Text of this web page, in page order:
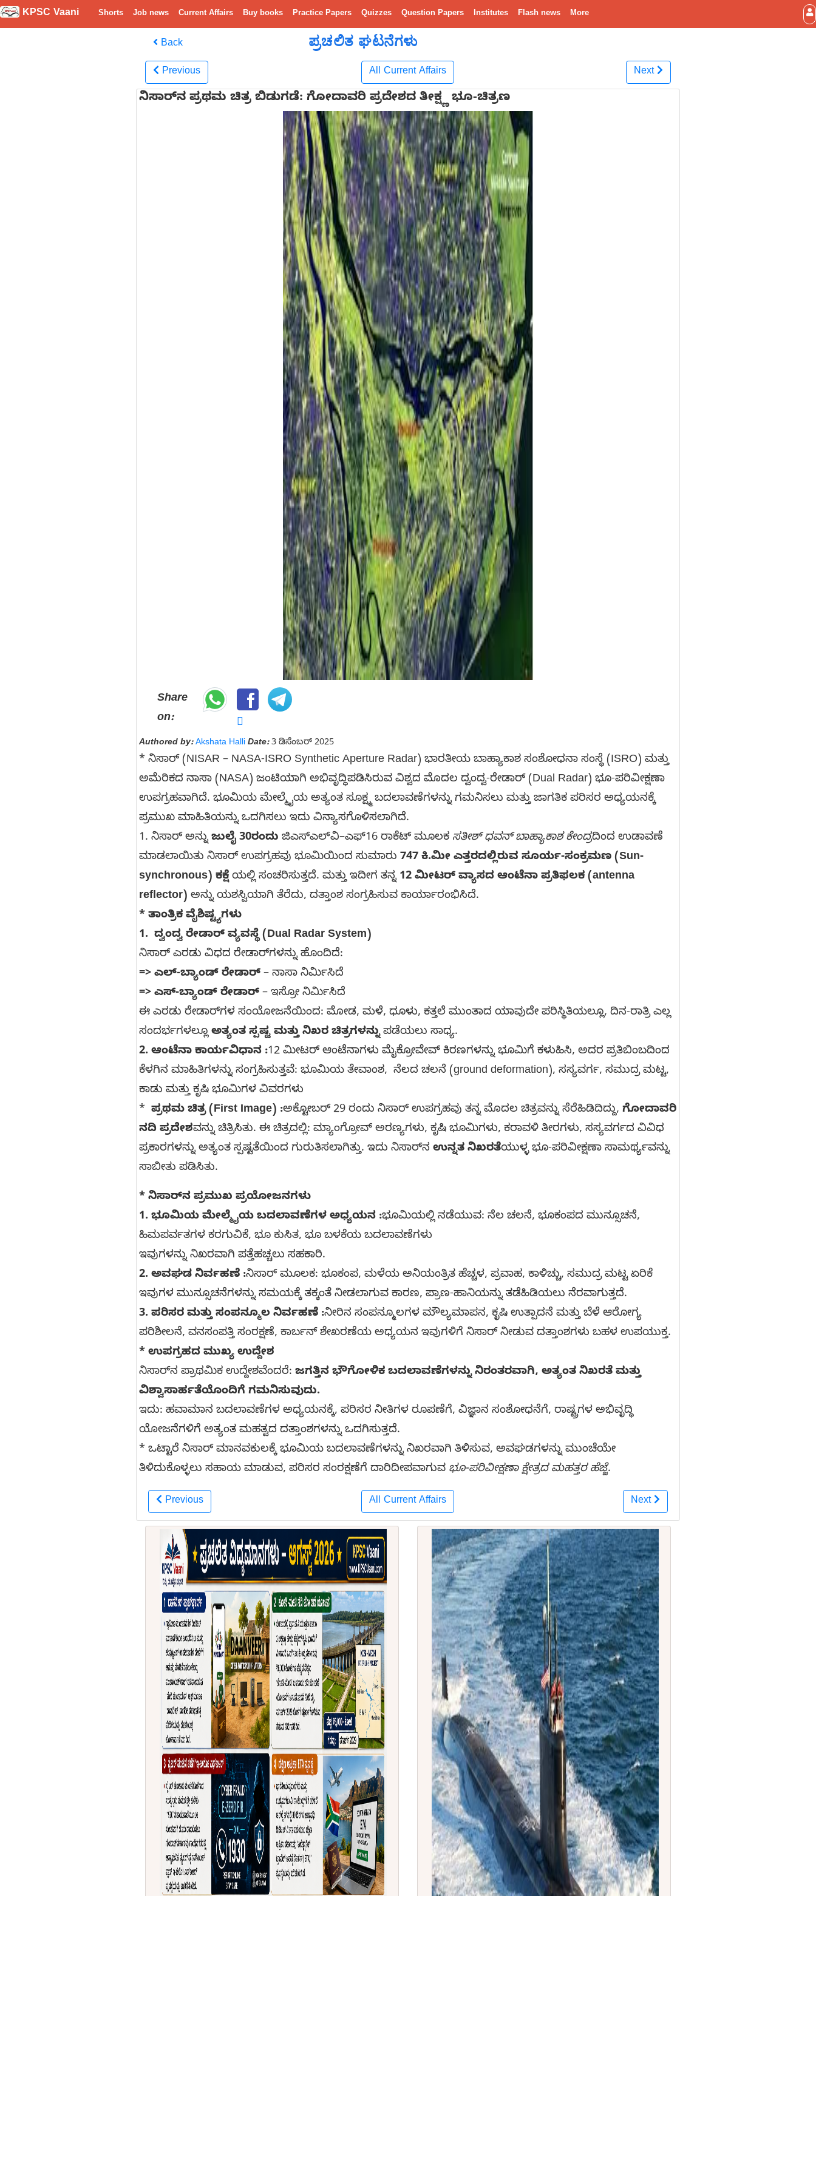
KPSC Vaani Shorts Job news Current Affairs Buy books Practice Papers Quizzes Question Papers Institutes Flash news More
Back ಪ್ರಚಲಿತ ಘಟನೆಗಳು
Previous All Current Affairs Next
ನಿಸಾರ್‌ನ ಪ್ರಥಮ ಚಿತ್ರ ಬಿಡುಗಡೆ: ಗೋದಾವರಿ ಪ್ರದೇಶದ ತೀಕ್ಷ್ಣ ಭೂ-ಚಿತ್ರಣ
Share
on:
Authored by: Akshata Halli Date:3 ಡಿಸೆಂಬರ್ 2025
* ನಿಸಾರ್ (NISAR – NASA-ISRO Synthetic Aperture Radar) ಭಾರತೀಯ ಬಾಹ್ಯಾಕಾಶ ಸಂಶೋಧನಾ ಸಂಸ್ಥೆ (ISRO) ಮತ್ತು
ಅಮೆರಿಕದ ನಾಸಾ (NASA) ಜಂಟಿಯಾಗಿ ಅಭಿವೃದ್ಧಿಪಡಿಸಿರುವ ವಿಶ್ವದ ಮೊದಲ ದ್ವಂದ್ವ-ರೇಡಾರ್ (Dual Radar) ಭೂ-ಪರಿವೀಕ್ಷಣಾ
ಉಪಗ್ರಹವಾಗಿದೆ. ಭೂಮಿಯ ಮೇಲ್ಮೈಯ ಅತ್ಯಂತ ಸೂಕ್ಷ್ಮ ಬದಲಾವಣೆಗಳನ್ನು ಗಮನಿಸಲು ಮತ್ತು ಜಾಗತಿಕ ಪರಿಸರ ಅಧ್ಯಯನಕ್ಕೆ
ಪ್ರಮುಖ ಮಾಹಿತಿಯನ್ನು ಒದಗಿಸಲು ಇದು ವಿನ್ಯಾಸಗೊಳಿಸಲಾಗಿದೆ.
1. ನಿಸಾರ್ ಅನ್ನು ಜುಲೈ 30ರಂದು ಜಿಎಸ್‌ಎಲ್‌ವಿ–ಎಫ್16 ರಾಕೆಟ್ ಮೂಲಕ ಸತೀಶ್ ಧವನ್ ಬಾಹ್ಯಾಕಾಶ ಕೇಂದ್ರದಿಂದ ಉಡಾವಣೆ
ಮಾಡಲಾಯಿತು ನಿಸಾರ್ ಉಪಗ್ರಹವು ಭೂಮಿಯಿಂದ ಸುಮಾರು 747 ಕಿ.ಮೀ ಎತ್ತರದಲ್ಲಿರುವ ಸೂರ್ಯ-ಸಂಕ್ರಮಣ (Sun-
synchronous) ಕಕ್ಷೆಯಲ್ಲಿ ಸಂಚರಿಸುತ್ತದೆ. ಮತ್ತು ಇದೀಗ ತನ್ನ 12 ಮೀಟರ್ ವ್ಯಾಸದ ಆಂಟೆನಾ ಪ್ರತಿಫಲಕ (antenna
reflector) ಅನ್ನು ಯಶಸ್ವಿಯಾಗಿ ತೆರೆದು, ದತ್ತಾಂಶ ಸಂಗ್ರಹಿಸುವ ಕಾರ್ಯಾರಂಭಿಸಿದೆ.
* ತಾಂತ್ರಿಕ ವೈಶಿಷ್ಟ್ಯಗಳು
1. ದ್ವಂದ್ವ ರೇಡಾರ್ ವ್ಯವಸ್ಥೆ (Dual Radar System)
ನಿಸಾರ್ ಎರಡು ವಿಧದ ರೇಡಾರ್‌ಗಳನ್ನು ಹೊಂದಿದೆ:
=> ಎಲ್-ಬ್ಯಾಂಡ್ ರೇಡಾರ್ – ನಾಸಾ ನಿರ್ಮಿಸಿದೆ
=> ಎಸ್-ಬ್ಯಾಂಡ್ ರೇಡಾರ್ – ಇಸ್ರೋ ನಿರ್ಮಿಸಿದೆ
ಈ ಎರಡು ರೇಡಾರ್‌ಗಳ ಸಂಯೋಜನೆಯಿಂದ: ಮೋಡ, ಮಳೆ, ಧೂಳು, ಕತ್ತಲೆ ಮುಂತಾದ ಯಾವುದೇ ಪರಿಸ್ಥಿತಿಯಲ್ಲೂ, ದಿನ-ರಾತ್ರಿ ಎಲ್ಲ
ಸಂದರ್ಭಗಳಲ್ಲೂಅತ್ಯಂತ ಸ್ಪಷ್ಟ ಮತ್ತು ನಿಖರ ಚಿತ್ರಗಳನ್ನುಪಡೆಯಲು ಸಾಧ್ಯ.
2. ಆಂಟೆನಾ ಕಾರ್ಯವಿಧಾನ :12 ಮೀಟರ್ ಆಂಟೆನಾಗಳು ಮೈಕ್ರೋವೇವ್ ಕಿರಣಗಳನ್ನು ಭೂಮಿಗೆ ಕಳುಹಿಸಿ, ಅದರ ಪ್ರತಿಬಿಂಬದಿಂದ
ಕೆಳಗಿನ ಮಾಹಿತಿಗಳನ್ನು ಸಂಗ್ರಹಿಸುತ್ತವೆ: ಭೂಮಿಯ ತೇವಾಂಶ, ನೆಲದ ಚಲನೆ (ground deformation), ಸಸ್ಯವರ್ಗ, ಸಮುದ್ರ ಮಟ್ಟ,
ಕಾಡು ಮತ್ತು ಕೃಷಿ ಭೂಮಿಗಳ ವಿವರಗಳು
* ಪ್ರಥಮ ಚಿತ್ರ (First Image) :ಅಕ್ಟೋಬರ್ 29 ರಂದು ನಿಸಾರ್ ಉಪಗ್ರಹವು ತನ್ನ ಮೊದಲ ಚಿತ್ರವನ್ನು ಸೆರೆಹಿಡಿದಿದ್ದು, ಗೋದಾವರಿ
ನದಿ ಪ್ರದೇಶವನ್ನು ಚಿತ್ರಿಸಿತು. ಈ ಚಿತ್ರದಲ್ಲಿ: ಮ್ಯಾಂಗ್ರೋವ್ ಅರಣ್ಯಗಳು, ಕೃಷಿ ಭೂಮಿಗಳು, ಕರಾವಳಿ ತೀರಗಳು, ಸಸ್ಯವರ್ಗದ ವಿವಿಧ
ಪ್ರಕಾರಗಳನ್ನು ಅತ್ಯಂತ ಸ್ಪಷ್ಟತೆಯಿಂದ ಗುರುತಿಸಲಾಗಿತ್ತು. ಇದು ನಿಸಾರ್‌ನ ಉನ್ನತ ನಿಖರತೆಯುಳ್ಳ ಭೂ-ಪರಿವೀಕ್ಷಣಾ ಸಾಮರ್ಥ್ಯವನ್ನು
ಸಾಬೀತು ಪಡಿಸಿತು.
* ನಿಸಾರ್‌ನ ಪ್ರಮುಖ ಪ್ರಯೋಜನಗಳು
1. ಭೂಮಿಯ ಮೇಲ್ಮೈಯ ಬದಲಾವಣೆಗಳ ಅಧ್ಯಯನ :ಭೂಮಿಯಲ್ಲಿ ನಡೆಯುವ: ನೆಲ ಚಲನೆ, ಭೂಕಂಪದ ಮುನ್ಸೂಚನೆ,
ಹಿಮಪರ್ವತಗಳ ಕರಗುವಿಕೆ, ಭೂ ಕುಸಿತ, ಭೂ ಬಳಕೆಯ ಬದಲಾವಣೆಗಳು
ಇವುಗಳನ್ನು ನಿಖರವಾಗಿ ಪತ್ತೆಹಚ್ಚಲು ಸಹಕಾರಿ.
2. ಅವಘಡ ನಿರ್ವಹಣೆ :ನಿಸಾರ್ ಮೂಲಕ: ಭೂಕಂಪ, ಮಳೆಯ ಅನಿಯಂತ್ರಿತ ಹೆಚ್ಚಳ, ಪ್ರವಾಹ, ಕಾಳಿಚ್ಚು, ಸಮುದ್ರ ಮಟ್ಟ ಏರಿಕೆ
ಇವುಗಳ ಮುನ್ಸೂಚನೆಗಳನ್ನು ಸಮಯಕ್ಕೆ ತಕ್ಕಂತೆ ನೀಡಲಾಗುವ ಕಾರಣ, ಪ್ರಾಣ-ಹಾನಿಯನ್ನು ತಡೆಹಿಡಿಯಲು ನೆರವಾಗುತ್ತದೆ.
3. ಪರಿಸರ ಮತ್ತು ಸಂಪನ್ಮೂಲ ನಿರ್ವಹಣೆ :ನೀರಿನ ಸಂಪನ್ಮೂಲಗಳ ಮೌಲ್ಯಮಾಪನ, ಕೃಷಿ ಉತ್ಪಾದನೆ ಮತ್ತು ಬೆಳೆ ಆರೋಗ್ಯ
ಪರಿಶೀಲನೆ, ವನಸಂಪತ್ತಿ ಸಂರಕ್ಷಣೆ, ಕಾರ್ಬನ್ ಶೇಖರಣೆಯ ಅಧ್ಯಯನ ಇವುಗಳಿಗೆ ನಿಸಾರ್ ನೀಡುವ ದತ್ತಾಂಶಗಳು ಬಹಳ ಉಪಯುಕ್ತ.
* ಉಪಗ್ರಹದ ಮುಖ್ಯ ಉದ್ದೇಶ
ನಿಸಾರ್‌ನ ಪ್ರಾಥಮಿಕ ಉದ್ದೇಶವೆಂದರೆ: ಜಗತ್ತಿನ ಭೌಗೋಳಿಕ ಬದಲಾವಣೆಗಳನ್ನು ನಿರಂತರವಾಗಿ, ಅತ್ಯಂತ ನಿಖರತೆ ಮತ್ತು
ವಿಶ್ವಾಸಾರ್ಹತೆಯೊಂದಿಗೆ ಗಮನಿಸುವುದು.
ಇದು: ಹವಾಮಾನ ಬದಲಾವಣೆಗಳ ಅಧ್ಯಯನಕ್ಕೆ, ಪರಿಸರ ನೀತಿಗಳ ರೂಪಣೆಗೆ, ವಿಜ್ಞಾನ ಸಂಶೋಧನೆಗೆ, ರಾಷ್ಟ್ರಗಳ ಅಭಿವೃದ್ಧಿ
ಯೋಜನೆಗಳಿಗೆ ಅತ್ಯಂತ ಮಹತ್ವದ ದತ್ತಾಂಶಗಳನ್ನು ಒದಗಿಸುತ್ತದೆ.
* ಒಟ್ಟಾರೆ ನಿಸಾರ್ ಮಾನವಕುಲಕ್ಕೆ ಭೂಮಿಯ ಬದಲಾವಣೆಗಳನ್ನು ನಿಖರವಾಗಿ ತಿಳಿಸುವ, ಅವಘಡಗಳನ್ನು ಮುಂಚೆಯೇ
ತಿಳಿದುಕೊಳ್ಳಲು ಸಹಾಯ ಮಾಡುವ, ಪರಿಸರ ಸಂರಕ್ಷಣೆಗೆ ದಾರಿದೀಪವಾಗುವ ಭೂ-ಪರಿವೀಕ್ಷಣಾ ಕ್ಷೇತ್ರದ ಮಹತ್ತರ ಹೆಜ್ಜೆ.
Previous All Current Affairs Next